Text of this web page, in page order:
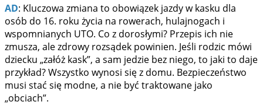
AD: Kluczowa zmiana to obowiązek jazdy w kasku dla
osób do 16. roku życia na rowerach, hulajnogach i
wspomnianych UTO. Co z dorosłymi? Przepis ich nie
zmusza, ale zdrowy rozsądek powinien. Jeśli rodzic mówi
dziecku „załóż kask”, a sam jedzie bez niego, to jaki to daje
przykład? Wszystko wynosi się z domu. Bezpieczeństwo
musi stać się modne, a nie być traktowane jako
„obciach”.